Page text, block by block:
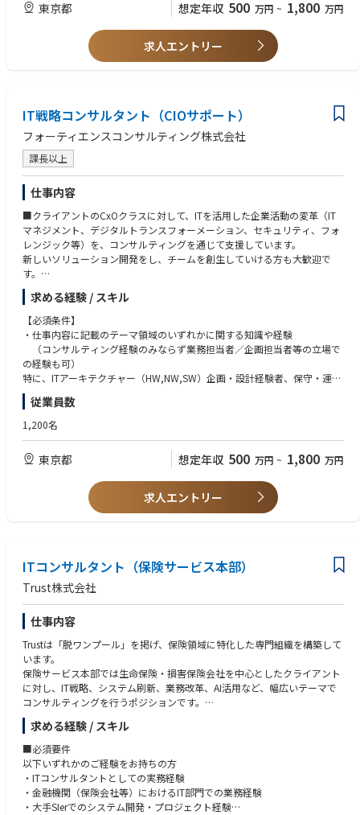
・その他ツール：GitHub Enterprise、Confluence、Jira、Slack
・クライアントの真の課題を見極め、解決のためのITアーキテクチャをデ
・SIer出身のコンサル未経験の方にも活躍していただきやすい環境です(SIe
・相互成長を促す知見共有活動を行っています
ノーコード開発・DevOps・CI/CD・アジャイル開発・エンタープライズア
ーキテクチャ(EA)等に関する知見
●脱炭素・ESG・SDGsなどの環境課題/社会課題 を絡めたITアーキテクチ
●複雑な状況・事象を構造化して整理し、解決までのストーリーを組み立
てる力
●プロジェクトマネジメントの知見
●特定業界や特定業務についての知見
●IT企画、IT構想策定の経験
東京都 想定年収 500 万円 ~ 1,800 万円
求人エントリー
IT戦略コンサルタント（CIOサポート）
フォーティエンスコンサルティング株式会社
課長以上
仕事内容
■クライアントのCxOクラスに対して、ITを活用した企業活動の変革（IT
マネジメント、デジタルトランスフォーメーション、セキュリティ、フォ
レンジック等）を、コンサルティングを通じて支援しています。
新しいソリューション開発をし、チームを創生していける方も大歓迎で
す。
ご経験、ご志向を踏まえて選考ポジションが決まって参ります。
【①CIO（Chief Information Officer） サポート】
CIOとその周辺組織（IT企画・開発・運用・子会社等）の抱えている問題
を解決する為の各種支援を行います。
ジメント）
・ITエグゼキューションサービス（業務改革計画・システム化構想策定、
ベンダマネジメント、システム要件定義/テスト支援、プロジェクト推
・ITマネジメントサービス（IT組織設計・人材育成等の企画・実行支援、I
・その他（市場調査、システム監査、セキュリティ教育、実務支援等）
求める経験 / スキル
【必須条件】
・仕事内容に記載のテーマ領域のいずれかに関する知識や経験
（コンサルティング経験のみならず業務担当者／企画担当者等の立場で
の経験も可）
特に、ITアーキテクチャー（HW,NW,SW）企画・設計経験者、保守・運用
業務改革経験者、PMO経験者、IT企画・予算策
・コミュニケーション能力、体力・気力、セルフモチベーション
・PMP,CISA、中小企業診断士、ITストラテジスト、ITコーディネータ等各
種資格保持
・各種システム導入手法（Lean Start Up、アジャイル開発、等）の経
・要求工学・ソフトウェア工学的研究経験
従業員数
1,200名
東京都 想定年収 500 万円 ~ 1,800 万円
求人エントリー
ITコンサルタント（保険サービス本部）
Trust株式会社
仕事内容
Trustは「脱ワンプール」を掲げ、保険領域に特化した専門組織を構築して
います。
保険サービス本部では生命保険・損害保険会社を中心としたクライアント
に対し、IT戦略、システム刷新、業務改革、AI活用など、幅広いテーマで
コンサルティングを行うポジションです。
特に、レガシーシステムのモダナイゼーションや、大規模プロジェクトの
推進、業務×ITを横断した変革支援など、保険業界特有の複雑性の高いテ
ーマに上流から関与いただきます。
プライム案件100%の環境において、顧客の役員・部長クラスと直接対峙
し、構想策定から実行まで一気通貫でリードできる点が特徴です。
また、創業間もないフェーズのため、事業・組織づくりへの関与や、パー
求める経験 / スキル
■必須要件
以下いずれかのご経験をお持ちの方
・ITコンサルタントとしての実務経験
・金融機関（保険会社等）におけるIT部門での業務経験
・大手SIerでのシステム開発・プロジェクト経験